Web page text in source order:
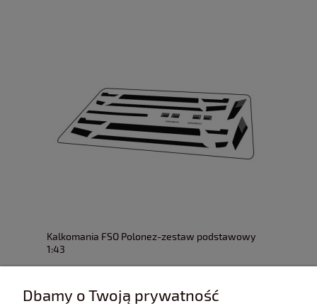
Kalkomania FSO Polonez-zestaw podstawowy
1:43
Dbamy o Twoją prywatność